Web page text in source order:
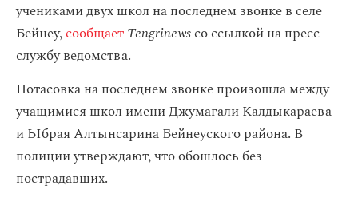
учениками двух школ на последнем звонке в селе
Бейнеу,сообщаетTengrinewsсо ссылкой на пресс-
службу ведомства.
Потасовка на последнем звонке произошла между
учащимися школ имени Джумагали Калдыкараева
и Ыбрая Алтынсарина Бейнеуского района. В
полиции утверждают, что обошлось без
пострадавших.